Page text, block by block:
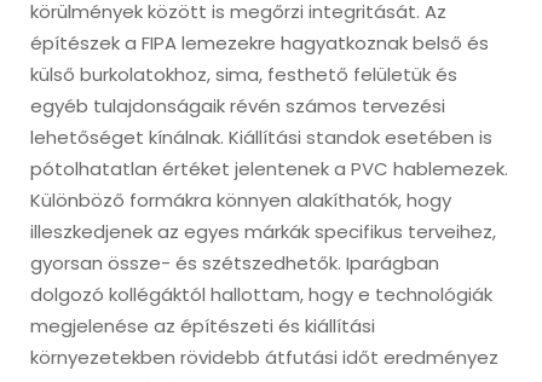
körülmények között is megőrzi integritását. Az
építészek a FIPA lemezekre hagyatkoznak belső és
külső burkolatokhoz, sima, festhető felületük és
egyéb tulajdonságaik révén számos tervezési
lehetőséget kínálnak. Kiállítási standok esetében is
pótolhatatlan értéket jelentenek a PVC hablemezek.
Különböző formákra könnyen alakíthatók, hogy
illeszkedjenek az egyes márkák specifikus terveihez,
gyorsan össze- és szétszedhetők. Iparágban
dolgozó kollégáktól hallottam, hogy e technológiák
megjelenése az építészeti és kiállítási
környezetekben rövidebb átfutási időt eredményez